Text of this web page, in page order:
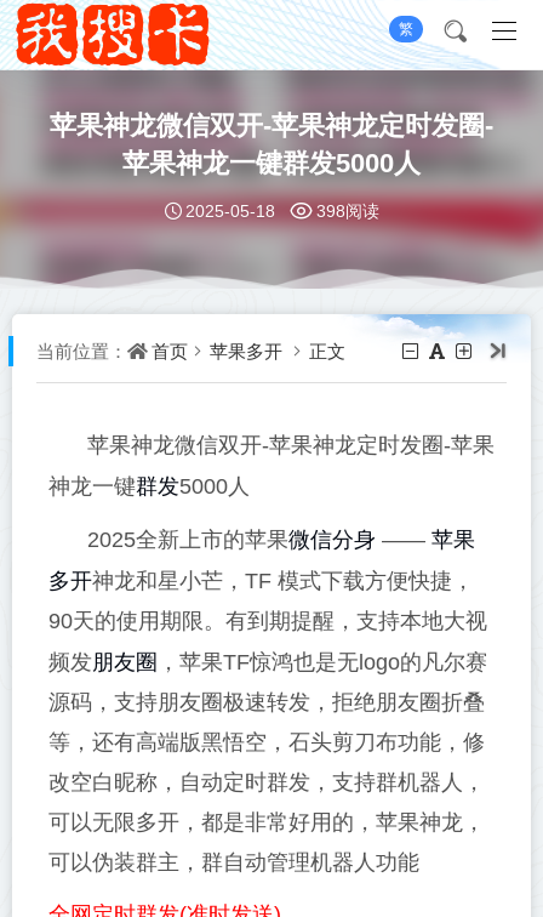
繁
苹果神龙微信双开-苹果神龙定时发圈-
苹果神龙一键群发5000人
2025-05-18 398阅读
当前位置： 首页 苹果多开 正文
苹果神龙微信双开-苹果神龙定时发圈-苹果
神龙一键群发5000人
2025全新上市的苹果微信分身 —— 苹果
多开神龙和星小芒，TF 模式下载方便快捷，
90天的使用期限。有到期提醒，支持本地大视
频发朋友圈 ，苹果TF惊鸿也是无logo的凡尔赛
源码，支持朋友圈极速转发，拒绝朋友圈折叠
等，还有高端版黑悟空，石头剪刀布功能，修
改空白昵称，自动定时群发，支持群机器人，
可以无限多开，都是非常好用的，苹果神龙，
可以伪装群主，群自动管理机器人功能